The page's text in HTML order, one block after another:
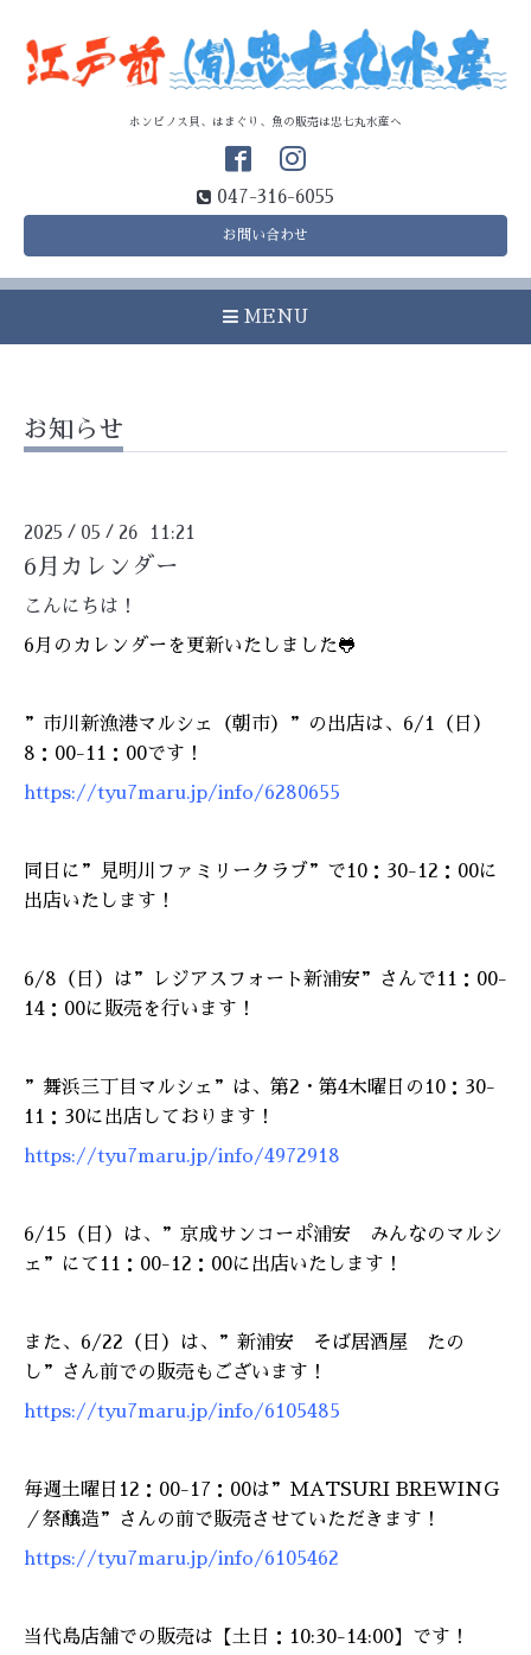
ホンビノス貝、はまぐり、魚の販売は忠七丸水産へ
047-316-6055
お問い合わせ
MENU
お知らせ
2025 / 05 / 26 11:21
6月カレンダー
こんにちは！
6月のカレンダーを更新いたしました🐸
”市川新漁港マルシェ（朝市）”の出店は、6/1（日）
8：00-11：00です！
https://tyu7maru.jp/info/6280655
同日に”見明川ファミリークラブ”で10：30-12：00に
出店いたします！
6/8（日）は”レジアスフォート新浦安”さんで11：00-
14：00に販売を行います！
”舞浜三丁目マルシェ”は、第2・第4木曜日の10：30-
11：30に出店しております ！
https://tyu7maru.jp/info/4972918
6/15（日）は、”京成サンコーポ浦安 みんなのマルシ
ェ”にて11：00-12：00に出店いたします！
また、6/22（日）は、”新浦安 そば居酒屋 たの
し”さん前での販売もございます！
https://tyu7maru.jp/info/6105485
毎週土曜日12：00-17：00は”MATSURI BREWING
／祭醸造”さんの前で販売させていただきます！
https://tyu7maru.jp/info/6105462
当代島店舗での販売は【土日：10:30-14:00】です！